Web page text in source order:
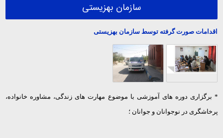
سازمان بهزیستی
اقدامات صورت گرفته توسط سازمان بهزیستی
* برگزاری دوره های آموزشی با موضوع مهارت های زندگی، مشاوره خانواده،
پرخاشگری در نوجوانان و جوانان ؛